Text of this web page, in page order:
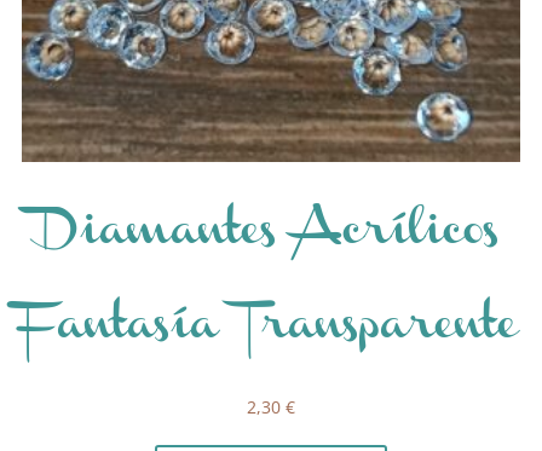
Diamantes Acrílicos
Fantasía Transparente
2,30 €